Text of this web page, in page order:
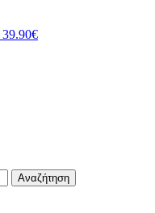
39.90€
Αναζήτηση